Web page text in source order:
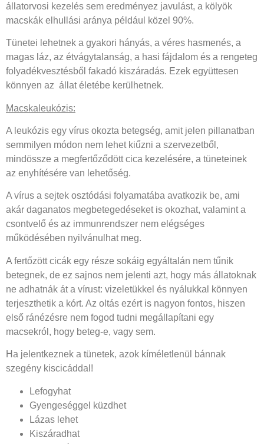
állatorvosi kezelés sem eredményez javulást, a kölyök
macskák elhullási aránya például közel 90%.
Tünetei lehetnek a gyakori hányás, a véres hasmenés, a
magas láz, az étvágytalanság, a hasi fájdalom és a rengeteg
folyadékvesztésből fakadó kiszáradás. Ezek együttesen
könnyen az állat életébe kerülhetnek.
Macskaleukózis:
A leukózis egy vírus okozta betegség, amit jelen pillanatban
semmilyen módon nem lehet kiűzni a szervezetből,
mindössze a megfertőződött cica kezelésére, a tüneteinek
az enyhítésére van lehetőség.
A vírus a sejtek osztódási folyamatába avatkozik be, ami
akár daganatos megbetegedéseket is okozhat, valamint a
csontvelő és az immunrendszer nem elégséges
működésében nyilvánulhat meg.
A fertőzött cicák egy része sokáig egyáltalán nem tűnik
betegnek, de ez sajnos nem jelenti azt, hogy más állatoknak
ne adhatnák át a vírust: vizeletükkel és nyálukkal könnyen
terjeszthetik a kórt. Az oltás ezért is nagyon fontos, hiszen
első ránézésre nem fogod tudni megállapítani egy
macsekról, hogy beteg-e, vagy sem.
Ha jelentkeznek a tünetek, azok kíméletlenül bánnak
szegény kiscicáddal!
Lefogyhat
Gyengeséggel küzdhet
Lázas lehet
Kiszáradhat